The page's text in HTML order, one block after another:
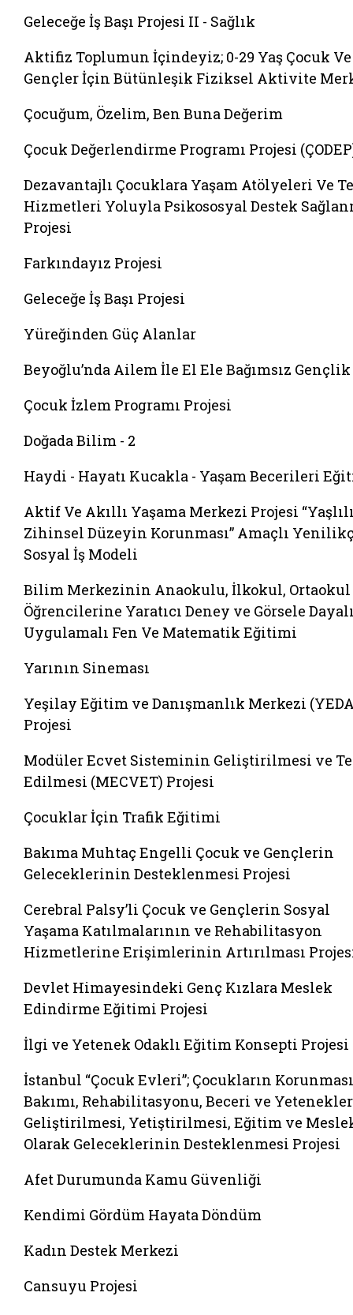
Geleceğe İş Başı Projesi II - Sağlık
Aktifiz Toplumun İçindeyiz; 0-29 Yaş Çocuk Ve
Gençler İçin Bütünleşik Fiziksel Aktivite
Çocuğum, Özelim, Ben Buna Değerim
Çocuk Değerlendirme Programı Projesi
Dezavantajlı Çocuklara Yaşam Atölyeleri Ve
Hizmetleri Yoluyla Psikososyal Destek
Projesi
Farkındayız Projesi
Geleceğe İş Başı Projesi
Yüreğinden Güç Alanlar
Beyoğlu’nda Ailem İle El Ele Bağımsız Gençlik
Çocuk İzlem Programı Projesi
Doğada Bilim - 2
Haydi - Hayatı Kucakla - Yaşam Becerileri
Aktif Ve Akıllı Yaşama Merkezi Projesi
Zihinsel Düzeyin Korunması” Amaçlı
Sosyal İş Modeli
Bilim Merkezinin Anaokulu, İlkokul, Ortaokul
Öğrencilerine Yaratıcı Deney ve Görsele
Uygulamalı Fen Ve Matematik Eğitimi
Yarının Sineması
Yeşilay Eğitim ve Danışmanlık Merkezi
Projesi
Modüler Ecvet Sisteminin Geliştirilmesi ve
Edilmesi (MECVET) Projesi
Çocuklar İçin Trafik Eğitimi
Bakıma Muhtaç Engelli Çocuk ve Gençlerin
Geleceklerinin Desteklenmesi Projesi
Cerebral Palsy’li Çocuk ve Gençlerin Sosyal
Yaşama Katılmalarının ve Rehabilitasyon
Hizmetlerine Erişimlerinin Artırılması
Devlet Himayesindeki Genç Kızlara Meslek
Edindirme Eğitimi Projesi
İlgi ve Yetenek Odaklı Eğitim Konsepti Projesi
İstanbul “Çocuk Evleri”; Çocukların
Bakımı, Rehabilitasyonu, Beceri ve
Geliştirilmesi, Yetiştirilmesi, Eğitim ve
Olarak Geleceklerinin Desteklenmesi Projesi
Afet Durumunda Kamu Güvenliği
Kendimi Gördüm Hayata Döndüm
Kadın Destek Merkezi
Cansuyu Projesi